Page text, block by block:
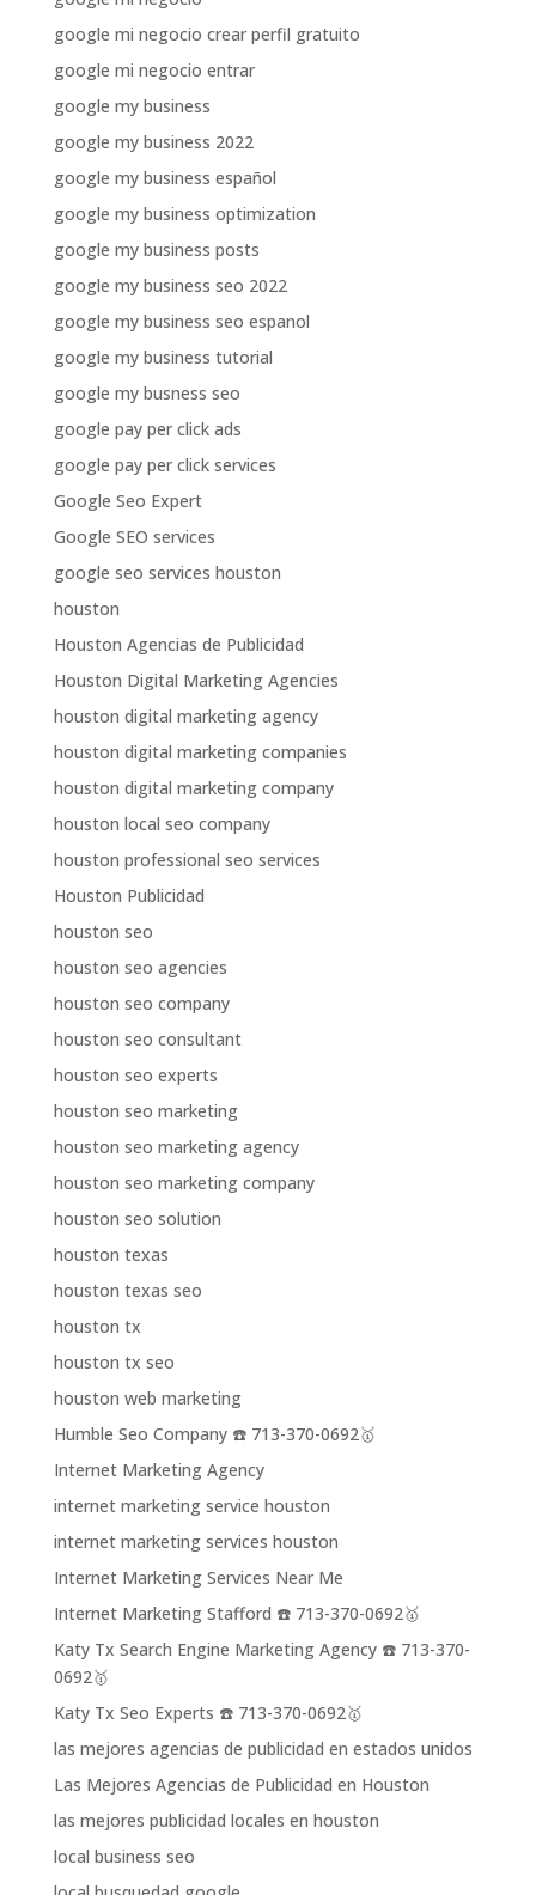
google mi negocio crear perfil gratuito
google mi negocio entrar
google my business
google my business 2022
google my business español
google my business optimization
google my business posts
google my business seo 2022
google my business seo espanol
google my business tutorial
google my busness seo
google pay per click ads
google pay per click services
Google Seo Expert
Google SEO services
google seo services houston
houston
Houston Agencias de Publicidad
Houston Digital Marketing Agencies
houston digital marketing agency
houston digital marketing companies
houston digital marketing company
houston local seo company
houston professional seo services
Houston Publicidad
houston seo
houston seo agencies
houston seo company
houston seo consultant
houston seo experts
houston seo marketing
houston seo marketing agency
houston seo marketing company
houston seo solution
houston texas
houston texas seo
houston tx
houston tx seo
houston web marketing
Humble Seo Company ☎️ 713-370-0692🥇
Internet Marketing Agency
internet marketing service houston
internet marketing services houston
Internet Marketing Services Near Me
Internet Marketing Stafford ☎️ 713-370-0692🥇
Katy Tx Search Engine Marketing Agency ☎️ 713-370-
0692🥇
Katy Tx Seo Experts ☎️ 713-370-0692🥇
las mejores agencias de publicidad en estados unidos
Las Mejores Agencias de Publicidad en Houston
las mejores publicidad locales en houston
local business seo